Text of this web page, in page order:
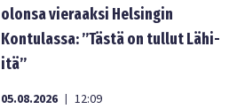
olonsa vieraaksi Helsingin
Kontulassa: ”Tästä on tullut Lähi-
itä”
05.08.2026 | 12:09